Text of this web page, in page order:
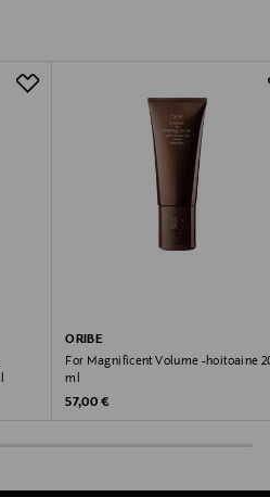
ORIBE
For Magnificent Volume -hoitoaine
ml
Original Price
57,00 €